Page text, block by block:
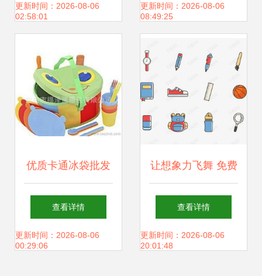
人疯狂？
更新时间：2026-08-06
02:58:01
购，动漫好物嗨不
更新时间：2026-08-06
08:49:25
优质卡通冰袋批发
供应 漫画设计让降
温更有趣
查看详情
更新时间：2026-08-06
00:29:06
让想象力飞舞 免费
获取高清卡通儿童
日常用品PSD素材
查看详情
更新时间：2026-08-06
20:01:48